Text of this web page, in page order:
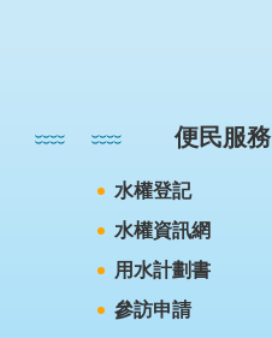
便民服務
水權登記
水權資訊網
用水計劃書
參訪申請